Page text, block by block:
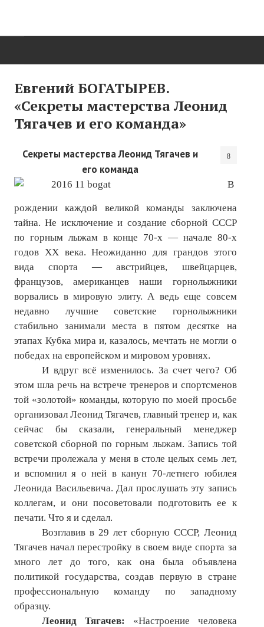
Нас поздравляют...
Там, где мы бывали...
О нас пишут
О журнале
Памяти Игоря Сосновского
Презентация новых книг
Редакционный совет
Нам пишут
Политика обработки персональных данных
Согласие на обработку персональных данных
АРХИВ
№ 10
№ 11
№ 12
№ 1
№ 3
№ 4
№ 6
Евгений БОГАТЫРЕВ.
«Секреты мастерства Леонид
Тягачев и его команда»
Секреты мастерства Леонид Тягачев и
его команда
В
рождении каждой великой команды заключена
тайна. Не исключение и создание сборной СССР
по горным лыжам в конце 70-х — начале 80-х
годов ХХ века. Неожиданно для грандов этого
вида спорта — австрийцев, швейцарцев,
французов, американцев наши горнолыжники
ворвались в мировую элиту. А ведь еще совсем
недавно лучшие советские горнолыжники
стабильно занимали места в пятом десятке на
этапах Кубка мира и, казалось, мечтать не могли о
победах на европейском и мировом уровнях.
И вдруг всё изменилось. За счет чего? Об
этом шла речь на встрече тренеров и спортсменов
той «золотой» команды, которую по моей просьбе
организовал Леонид Тягачев, главный тренер и, как
сейчас бы сказали, генеральный менеджер
советской сборной по горным лыжам. Запись той
встречи пролежала у меня в столе целых семь лет,
и вспомнил я о ней в канун 70-летнего юбилея
Леонида Васильевича. Дал прослушать эту запись
коллегам, и они посоветовали подготовить ее к
печати. Что я и сделал.
Возглавив в 29 лет сборную СССР, Леонид
Тягачев начал перестройку в своем виде спорта за
много лет до того, как она была объявлена
политикой государства, создав первую в стране
профессиональную команду по западному
образцу.
Леонид Тягачев:
«Настроение человека